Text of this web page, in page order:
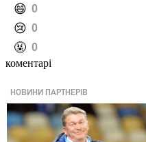
️😄 0
️😢 0
️🤬 0
коментарі